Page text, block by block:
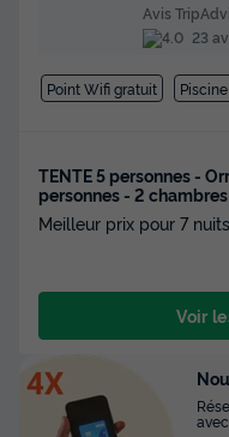
Avis
23
Point Wifi gratuit
TENTE 5 personnes -
personnes - 2 chambres
Meilleur prix pour 7 nuits
Voir